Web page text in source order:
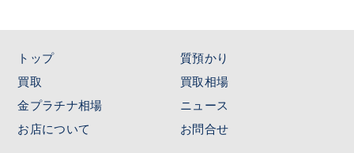
トップ
質預かり
買取
買取相場
金プラチナ相場
ニュース
お店について
お問合せ